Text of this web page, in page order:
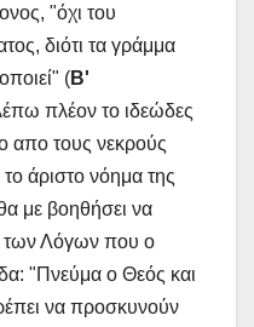
"όχι του
διότι τα γράμμα
(Β'
πλέον το ιδεώδες
απο τους νεκρούς
άριστο νόημα της
με βοηθήσει να
των Λόγων που ο
"Πνεύμα ο Θεός και
να προσκυνούν